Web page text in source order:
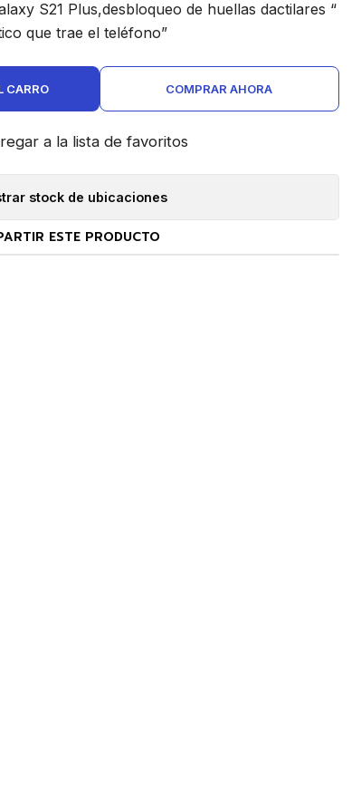
S21 Plus,desbloqueo de huellas dactilares “
que trae el teléfono”
CARRO COMPRAR AHORA
a la lista de favoritos
stock de ubicaciones
ESTE PRODUCTO